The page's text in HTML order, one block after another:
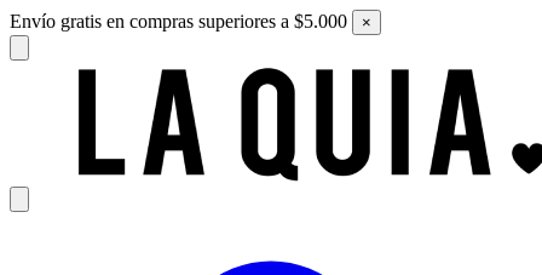
Envío gratis en compras superiores a $5.000 ×